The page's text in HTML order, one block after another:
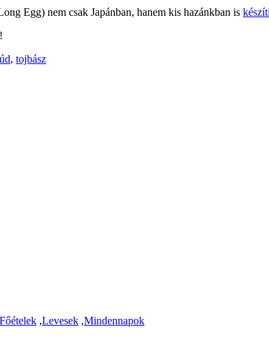
Egg) nem csak Japánban, hanem kis hazánkban is
, tojbász
Főételek ,Levesek ,Mindennapok